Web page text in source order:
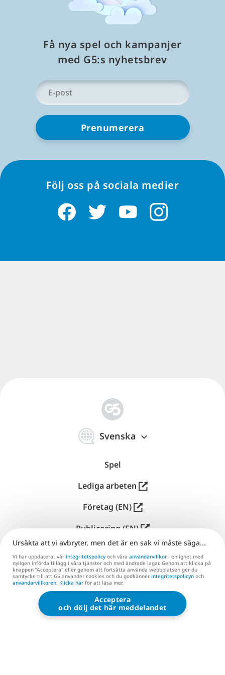
Få nya spel och kampanjer
med G5:s nyhetsbrev
Din
post
Följ oss på sociala medier
Svenska
体
中
Spel
Lediga arbeten
Företag (EN)
Publicering (EN)
Kundtjänst
Kontakta oss (EN)
G5 ENTERTAINMENT ®
© 2026 G5 Entertainment AB
Ursäkta att vi avbryter, men det är en sak vi måste säga...
Vi har uppdaterat vår integritetspolicy och våra användarvillkor i enlighet med
nyligen införda tillägg i våra tjänster och med ändrade lagar. Genom att klicka på
knappen ”Acceptera" eller genom att fortsätta använda webbplatsen ger du
samtycke till att G5 använder cookies och du godkänner integritetspolicyn och
användarvillkoren. Klicka här för att läsa mer.
Acceptera
och dölj det här meddelandet